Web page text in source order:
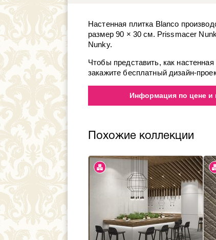
Настенная плитка Blanco
размер 90 × 30 см. Prissmacer
Nunky.
Чтобы представить, как
закажите бесплатный дизайн-
Информация по цене и
Похожие коллекции